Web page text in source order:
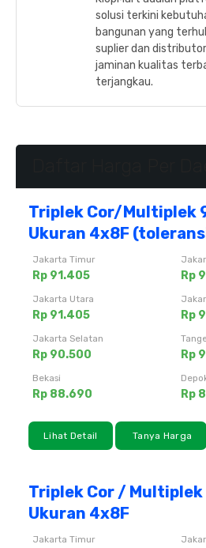
solusi terkini
bangunan yang
suplier dan
jaminan kualitas
terjangkau.
Triplek Cor/Multiplek
Ukuran 4x8F
Jakarta Timur
Rp 91.405 Rp
Jakarta Utara
Rp 91.405 Rp
Jakarta Selatan
Rp 90.500 Rp
Bekasi
Rp 88.690 Rp
Lihat Detail Tanya Harga
Triplek Cor / Multiplek
Ukuran 4x8F
Jakarta Timur